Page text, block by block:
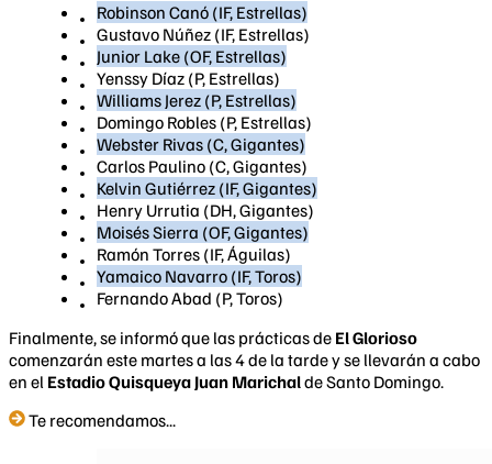
Robinson Canó (IF, Estrellas)
Gustavo Núñez (IF, Estrellas)
Junior Lake (OF, Estrellas)
Yenssy Díaz (P, Estrellas)
Williams Jerez (P, Estrellas)
Domingo Robles (P, Estrellas)
Webster Rivas (C, Gigantes)
Carlos Paulino (C, Gigantes)
Kelvin Gutiérrez (IF, Gigantes)
Henry Urrutia (DH, Gigantes)
Moisés Sierra (OF, Gigantes)
Ramón Torres (IF, Águilas)
Yamaico Navarro (IF, Toros)
Fernando Abad (P, Toros)
Finalmente, se informó que las prácticas de El Glorioso
comenzarán este martes a las 4 de la tarde y se llevarán a cabo
en el Estadio Quisqueya Juan Marichalde Santo Domingo.
Te recomendamos...